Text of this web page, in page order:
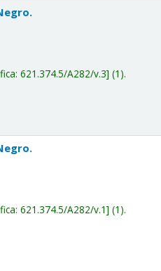
621.374.5/A282/v.3 (1).
621.374.5/A282/v.1 (1).